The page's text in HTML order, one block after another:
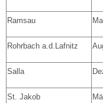
Ramsau
Rohrbach a.d.Lafnitz
Salla
St. Jakob